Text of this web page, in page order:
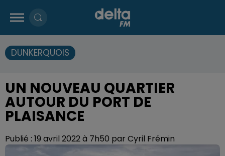
DUNKERQUOIS
UN NOUVEAU QUARTIER
AUTOUR DU PORT DE
PLAISANCE
Publié : 19 avril 2022 à 7h50 par Cyril Frémin